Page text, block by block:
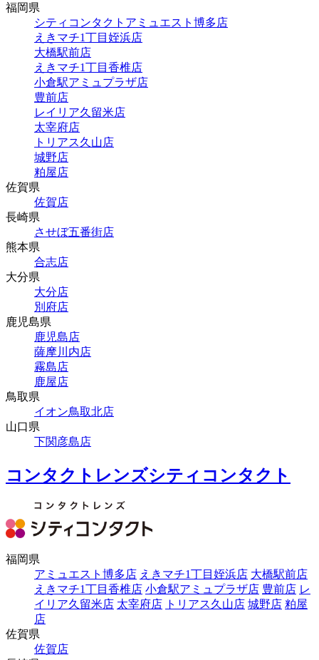
福岡県
シティコンタクトアミュエスト博多店
えきマチ1丁目姪浜店
大橋駅前店
えきマチ1丁目香椎店
小倉駅アミュプラザ店
豊前店
レイリア久留米店
太宰府店
トリアス久山店
城野店
粕屋店
佐賀県
佐賀店
長崎県
させぼ五番街店
熊本県
合志店
大分県
大分店
別府店
鹿児島県
鹿児島店
薩摩川内店
霧島店
鹿屋店
鳥取県
イオン鳥取北店
山口県
下関彦島店
コンタクトレンズシティコンタクト
福岡県
アミュエスト博多店 えきマチ1丁目姪浜店 大橋駅前店
えきマチ1丁目香椎店 小倉駅アミュプラザ店 豊前店 レ
イリア久留米店 太宰府店 トリアス久山店 城野店 粕屋
店
佐賀県
佐賀店